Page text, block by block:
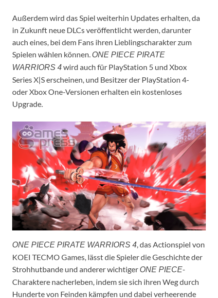
Außerdem wird das Spiel weiterhin Updates erhalten, da
in Zukunft neue DLCs veröffentlicht werden, darunter
auch eines, bei dem Fans ihren Lieblingscharakter zum
Spielen wählen können. ONE PIECE PIRATE
WARRIORS 4wird auch für PlayStation 5 und Xbox
Series X|S erscheinen, und Besitzer der PlayStation 4-
oder Xbox One-Versionen erhalten ein kostenloses
Upgrade.
ONE PIECE PIRATE WARRIORS 4, das Actionspiel von
KOEI TECMO Games, lässt die Spieler die Geschichte der
Strohhutbande und anderer wichtiger ONE PIECE-
Charaktere nacherleben, indem sie sich ihren Weg durch
Hunderte von Feinden kämpfen und dabei verheerende